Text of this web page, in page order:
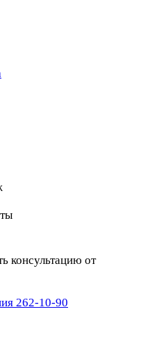
консультацию от
262-10-90